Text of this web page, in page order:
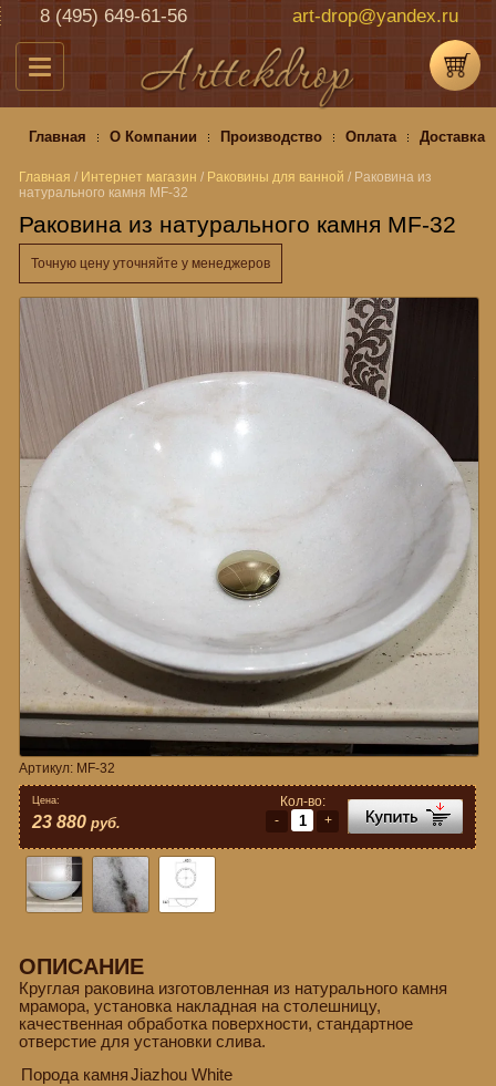
8 (495) 649-61-56 art-drop@yandex.ru
Главная О Компании Производство Оплата Доставка
Главная / Интернет магазин / Раковины для ванной / Раковина из
натурального камня MF-32
Раковина из натурального камня MF-32
Точную цену уточняйте у менеджеров
Артикул: MF-32
Кол-во:
-
+
Цена:
23 880 руб.
ОПИСАНИЕ
Круглая раковина изготовленная из натурального камня
мрамора, установка накладная на столешницу,
качественная обработка поверхности, стандартное
отверстие для установки слива.
Порода камняJiazhou White